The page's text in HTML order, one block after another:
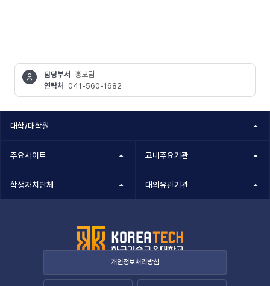
담당부서
홍보팀
연락처
041-560-1682
대학/대학원
주요사이트 교내주요기관
학생자치단체 대외유관기관
개인정보처리방침